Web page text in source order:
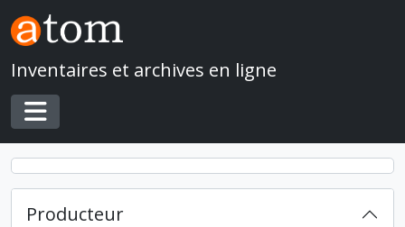
Skip to main content
Inventaires et archives en ligne
Toggle navigation
Producteur